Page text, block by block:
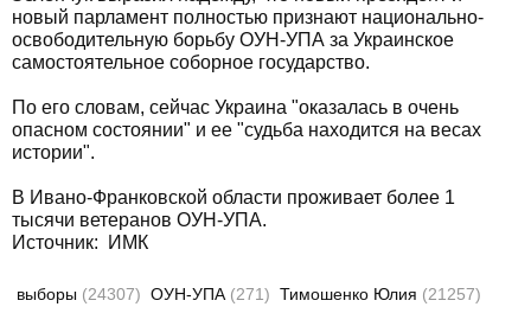
новый парламент полностью признают национально-
освободительную борьбу ОУН-УПА за Украинское
самостоятельное соборное государство.
По его словам, сейчас Украина "оказалась в очень
опасном состоянии" и ее "судьба находится на весах
истории".
В Ивано-Франковской области проживает более 1
тысячи ветеранов ОУН-УПА.
Источник:
ИМК
выборы (24307) ОУН-УПА (271) Тимошенко Юлия (21257)